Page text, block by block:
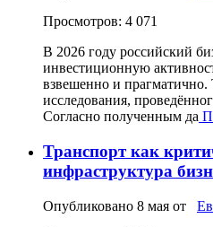
Просмотров: 4 071
В 2026 году российский
инвестиционную
взвешенно и
исследования,
Согласно полученным да
Транспорт как
инфраструктура
Опубликовано 8 мая от